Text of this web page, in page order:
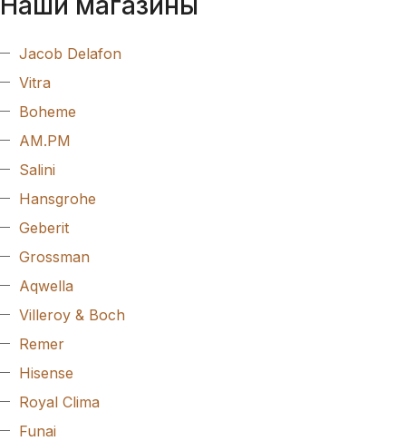
Jacob Delafon
Vitra
Boheme
AM.PM
Salini
Hansgrohe
Geberit
Grossman
Aqwella
Villeroy & Boch
Remer
Hisense
Royal Clima
Funai